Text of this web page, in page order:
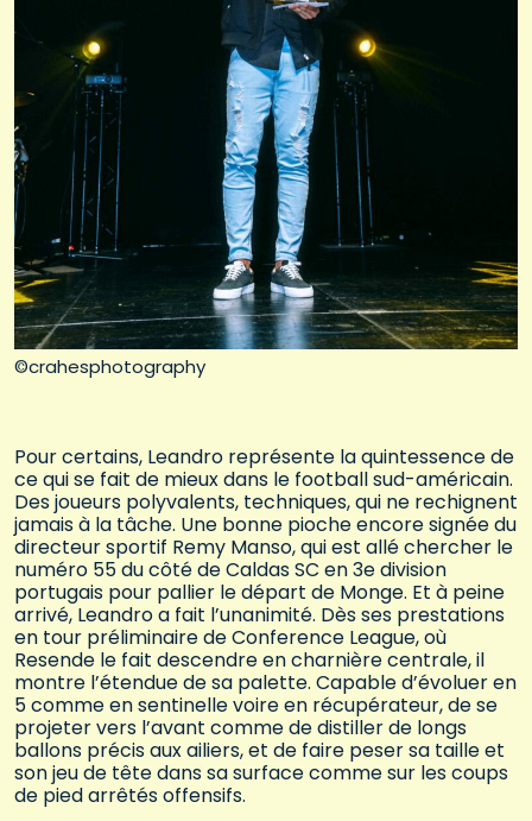
©crahesphotography
Pour certains, Leandro représente la quintessence de
ce qui se fait de mieux dans le football sud-américain.
Des joueurs polyvalents, techniques, qui ne rechignent
jamais à la tâche. Une bonne pioche encore signée du
directeur sportif Remy Manso, qui est allé chercher le
numéro 55 du côté de Caldas SC en 3e division
portugais pour pallier le départ de Monge. Et à peine
arrivé, Leandro a fait l’unanimité. Dès ses prestations
en tour préliminaire de Conference League, où
Resende le fait descendre en charnière centrale, il
montre l’étendue de sa palette. Capable d’évoluer en
5 comme en sentinelle voire en récupérateur, de se
projeter vers l’avant comme de distiller de longs
ballons précis aux ailiers, et de faire peser sa taille et
son jeu de tête dans sa surface comme sur les coups
de pied arrêtés offensifs.